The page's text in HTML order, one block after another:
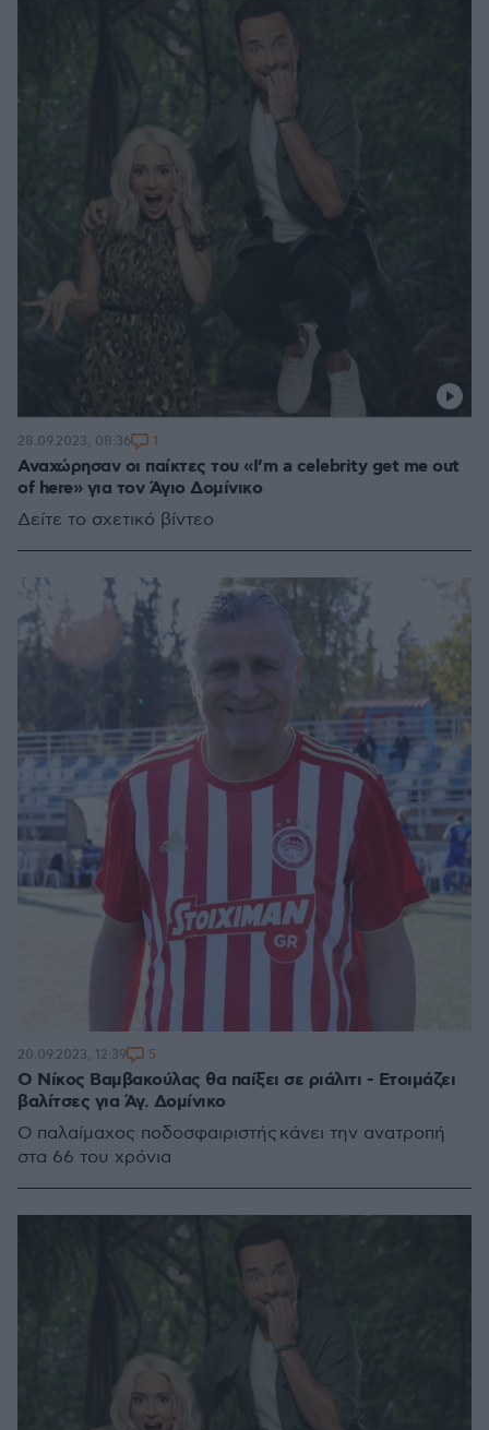
Αναχώρησαν οι παίκτες του «I’m a celebrity get me out
of here» για τον Άγιο Δομίνικο
Δείτε το σχετικό βίντεο
28.09.2023, 08:36 1
Ο Νίκος Βαμβακούλας θα παίξει σε ριάλιτι - Ετοιμάζει
βαλίτσες για Άγ. Δομίνικο
Ο παλαίμαχος ποδοσφαιριστής κάνει την ανατροπή
στα 66 του χρόνια
20.09.2023, 12:39 5